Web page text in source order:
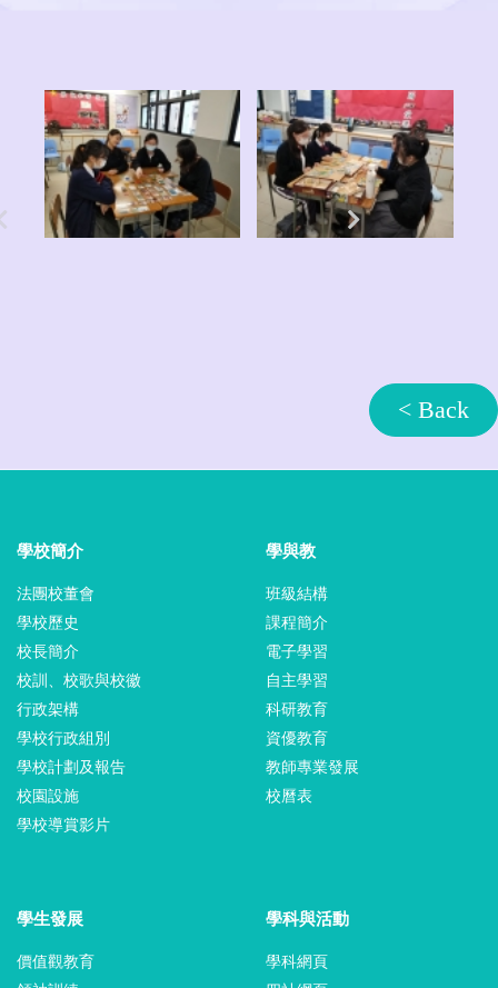
< Back
學校簡介
法團校董會
學校歷史
校長簡介
校訓、校歌與校徽
行政架構
學校行政組別
學校計劃及報告
校園設施
學校導賞影片
學與教
班級結構
課程簡介
電子學習
自主學習
科研教育
資優教育
教師專業發展
校曆表
學生發展
價值觀教育
學科與活動
學科網頁